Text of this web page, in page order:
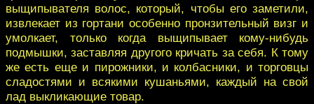
выщипывателя волос, который, чтобы его заметили,
извлекает из гортани особенно пронзительный визг и
умолкает, только когда выщипывает кому-нибудь
подмышки, заставляя другого кричать за себя. К тому
же есть еще и пирожники, и колбасники, и торговцы
сладостями и всякими кушаньями, каждый на свой
лад выкликающие товар.